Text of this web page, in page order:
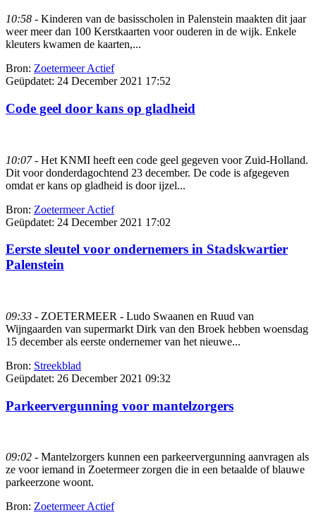
10:58 - Kinderen van de basisscholen in Palenstein maakten dit jaar
weer meer dan 100 Kerstkaarten voor ouderen in de wijk. Enkele
kleuters kwamen de kaarten,...
Bron: Zoetermeer Actief
Geüpdatet: 24 December 2021 17:52
Code geel door kans op gladheid
10:07- Het KNMI heeft een code geel gegeven voor Zuid-Holland.
Dit voor donderdagochtend 23 december. De code is afgegeven
omdat er kans op gladheid is door ijzel...
Bron: Zoetermeer Actief
Geüpdatet: 24 December 2021 17:02
Eerste sleutel voor ondernemers in Stadskwartier
Palenstein
09:33 - ZOETERMEER - Ludo Swaanen en Ruud van
Wijngaarden van supermarkt Dirk van den Broek hebben woensdag
15 december als eerste ondernemer van het nieuwe...
Bron: Streekblad
Geüpdatet: 26 December 2021 09:32
Parkeervergunning voor mantelzorgers
09:02 - Mantelzorgers kunnen een parkeervergunning aanvragen als
ze voor iemand in Zoetermeer zorgen die in een betaalde of blauwe
parkeerzone woont.
Bron: Zoetermeer Actief